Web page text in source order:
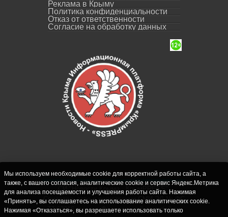
Реклама в Крыму
Политика конфиденциальности
Отказ от ответственности
Согласие на обработку данных
СИ "Новости Крыма - КрымPRESS".
Свидетельство о регистрации СМИ ЭЛ № ФС
77-62916 выдано Федеральной службой по
Мы используем необходимые cookie для корректной работы сайта, а
также, с вашего согласия, аналитические cookie и сервис Яндекс.Метрика
для анализа посещаемости и улучшения работы сайта. Нажимая
«Принять», вы соглашаетесь на использование аналитических cookie.
Нажимая «Отказаться», вы разрешаете использовать только